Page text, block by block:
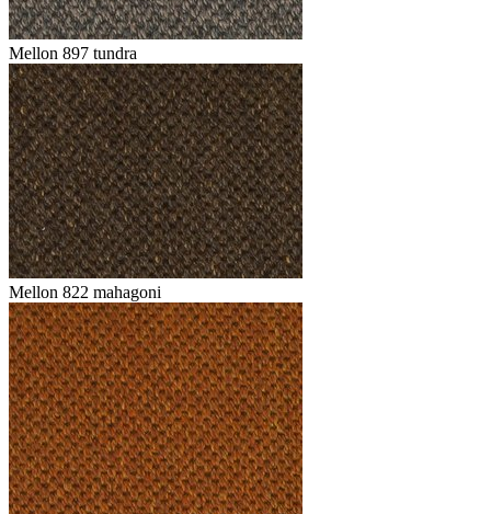
Mellon 897 tundra
Mellon 822 mahagoni